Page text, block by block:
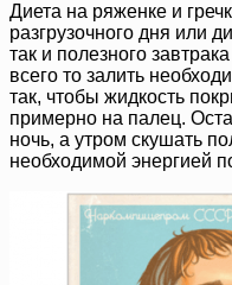
Диета на ряженке и
разгрузочного дня или
так и полезного
всего то залить
так, чтобы жидкость
примерно на палец.
ночь, а утром скушать
необходимой энергией